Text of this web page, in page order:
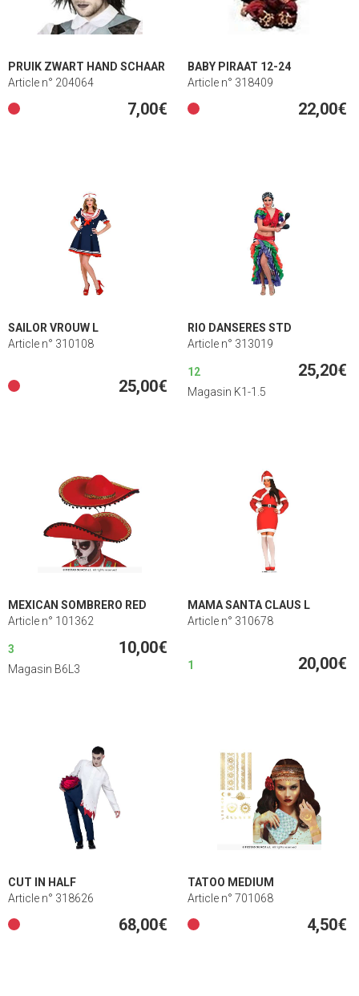
PRUIK ZWART HAND SCHAAR
Article n° 204064
7,00€
BABY PIRAAT 12-24
Article n° 318409
22,00€
SAILOR VROUW L
Article n° 310108
25,00€
RIO DANSERES STD
Article n° 313019
12 25,20€
Magasin K1-1.5
MEXICAN SOMBRERO RED
Article n° 101362
3 10,00€
Magasin B6L3
MAMA SANTA CLAUS L
Article n° 310678
1 20,00€
CUT IN HALF
Article n° 318626
68,00€
TATOO MEDIUM
Article n° 701068
4,50€